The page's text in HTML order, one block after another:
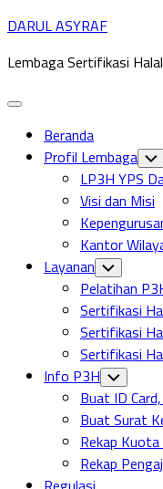
Skip
content
DARUL ASYRAF
Lembaga Sertifikasi
Expand
Beranda
Profil Lembaga
LP3H YPS
Visi dan Misi
Kantor
Layanan Toggle
Child
Menu
Pelatihan
Sertifikasi
Sertifikasi
Sertifikasi
Info P3H Toggle
Child
Menu
Buat ID
Buat Surat
Rekap
Rekap